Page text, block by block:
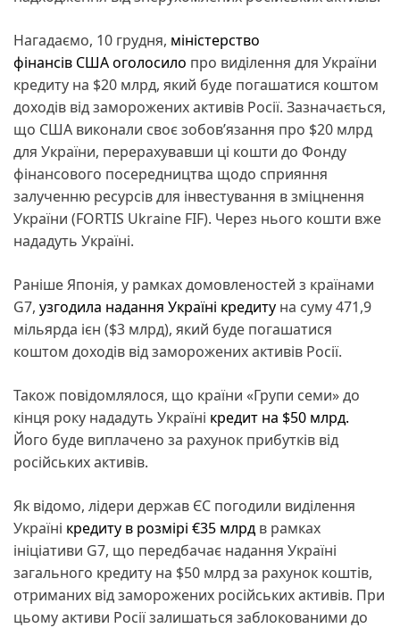
Нагадаємо, 10 грудня, міністерство
фінансів США оголосило про виділення для України
кредиту на $20 млрд, який буде погашатися коштом
доходів від заморожених активів Росії. Зазначається,
що США виконали своє зобов’язання про $20 млрд
для України, перерахувавши ці кошти до Фонду
фінансового посередництва щодо сприяння
залученню ресурсів для інвестування в зміцнення
України (FORTIS Ukraine FIF). Через нього кошти вже
нададуть Україні.
Раніше Японія, у рамках домовленостей з країнами
G7, узгодила надання Україні кредиту на суму 471,9
мільярда ієн ($3 млрд), який буде погашатися
коштом доходів від заморожених активів Росії.
Також повідомлялося, що країни «Групи семи» до
кінця року нададуть Україні кредит на $50 млрд.
Його буде виплачено за рахунок прибутків від
російських активів.
Як відомо, лідери держав ЄС погодили виділення
Україні кредиту в розмірі €35 млрд в рамках
ініціативи G7, що передбачає надання Україні
загального кредиту на $50 млрд за рахунок коштів,
отриманих від заморожених російських активів. При
цьому активи Росії залишаться заблокованими до